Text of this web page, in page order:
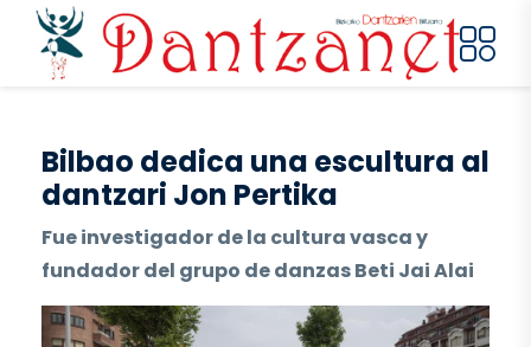
Pasar al contenido principal
Bilbao dedica una escultura al
dantzari Jon Pertika
Fue investigador de la cultura vasca y
fundador del grupo de danzas Beti Jai Alai